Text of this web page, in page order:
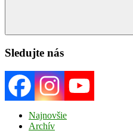
Search
Sledujte nás
Najnovšie
Archív